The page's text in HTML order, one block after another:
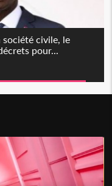
société civile, le
pour...